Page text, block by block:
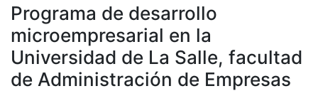
Programa de desarrollo
microempresarial en la
Universidad de La Salle, facultad
de Administración de Empresas